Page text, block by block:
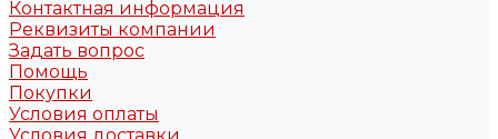
Контактная информация
Реквизиты компании
Задать вопрос
Помощь
Покупки
Условия оплаты